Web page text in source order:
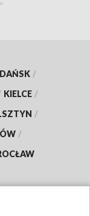
/
KIELCE /
/
/